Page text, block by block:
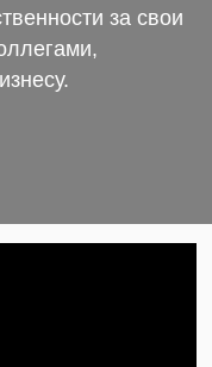
за свои